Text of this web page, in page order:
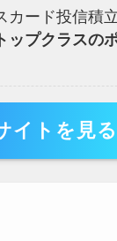
カード投信積
ップクラスの
イトを見る